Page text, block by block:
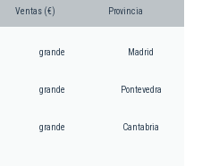
Ventas (€) Provincia
grande Madrid
grande Pontevedra
grande Cantabria